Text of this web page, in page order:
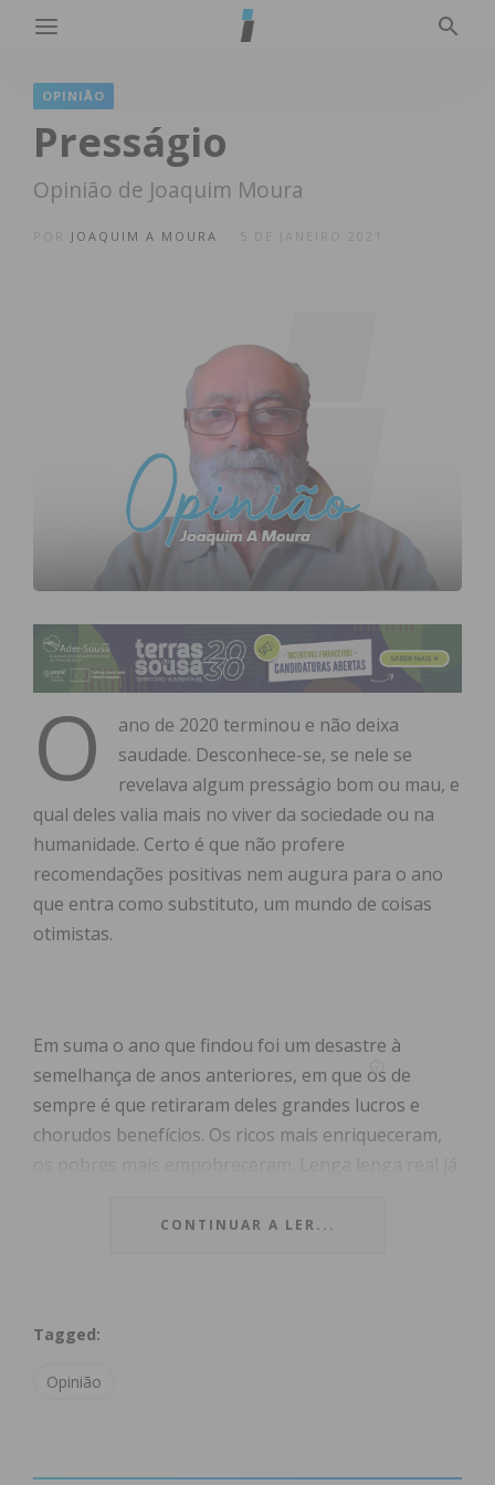
OPINIÃO
Presságio
Opinião de Joaquim Moura
JOAQUIM A MOURA 5 DE JANEIRO 2021
O
ano de 2020 terminou e não deixa
saudade. Desconhece-se, se nele se
revelava algum presságio bom ou mau, e
qual deles valia mais no viver da sociedade ou na
humanidade. Certo é que não profere
recomendações positivas nem augura para o ano
que entra como substituto, um mundo de coisas
otimistas.
Em suma o ano que findou foi um desastre à
semelhança de anos anteriores, em que os de
sempre é que retiraram deles grandes lucros e
chorudos benefícios. Os ricos mais enriqueceram,
exceção dos ingénuos e que por isso continuam a
famílias todas.
Os trabalhadores vão continuar com os salários a
CONTINUAR A LER...
Tagged:
Opinião